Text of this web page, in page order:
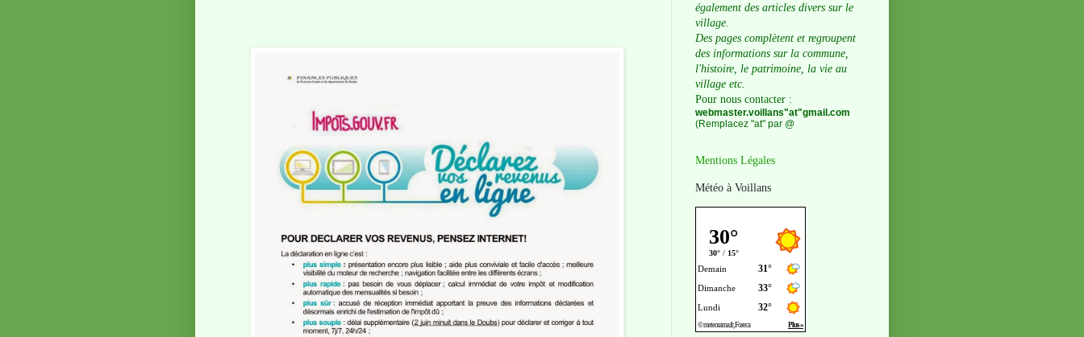
également des articles divers sur le
village.
Des pages complètent et regroupent
des informations sur la commune,
l'histoire, le patrimoine, la vie au
village etc.
Pour nous contacter :
webmaster.voillans"at"gmail.com
(Remplacez "at" par @
Mentions Légales
Météo à Voillans